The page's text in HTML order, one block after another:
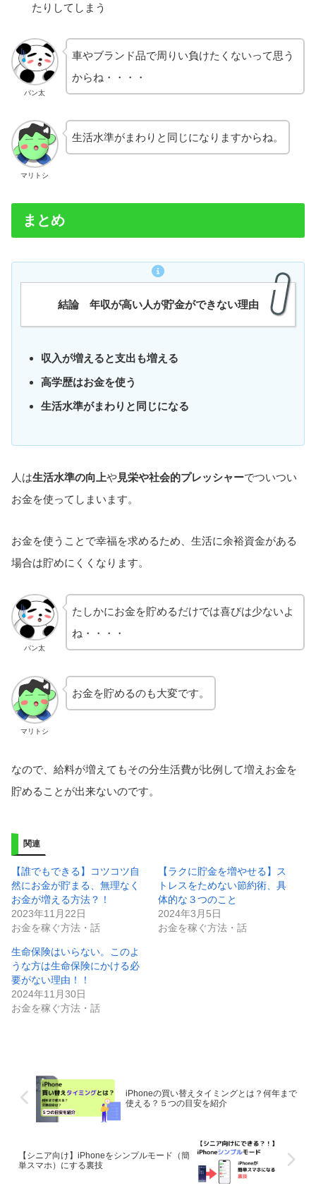
たりしてしまう
パン太
車やブランド品で周りい負けたくないって思う
からね・・・・
マリトシ
生活水準がまわりと同じになりますからね。
まとめ
結論 年収が高い人が貯金ができない理由
収入が増えると支出も増える
高学歴はお金を使う
生活水準がまわりと同じになる
人は生活水準の向上や見栄や社会的プレッシャーでついつい
お金を使ってしまいます。
お金を使うことで幸福を求めるため、生活に余裕資金がある
場合は貯めにくくなります。
パン太
たしかにお金を貯めるだけでは喜びは少ないよ
ね・・・・
マリトシ
お金を貯めるのも大変です。
なので、給料が増えてもその分生活費が比例して増えお金を
貯めることが出来ないのです。
関連
【誰でもできる】コツコツ自
然にお金が貯まる、無理なく
お金が増える方法？！
2023年11月22日
お金を稼ぐ方法・話
【ラクに貯金を増やせる】ス
トレスをためない節約術、具
体的な３つのこと
2024年3月5日
お金を稼ぐ方法・話
生命保険はいらない。このよ
うな方は生命保険にかける必
要がない理由！！
2024年11月30日
お金を稼ぐ方法・話
iPhoneの買い替えタイミングとは？何年まで
使える？５つの目安を紹介
【シニア向け】iPhoneをシンプルモード（簡
単スマホ）にする裏技